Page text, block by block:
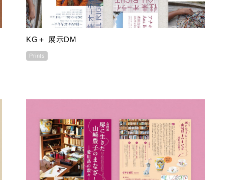
KG＋ 展示DM
Prints